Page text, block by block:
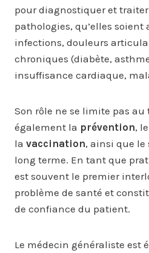
pour diagnostiquer et
pathologies, qu’elles soient
infections, douleurs
chroniques (diabète,
insuffisance cardiaque,
Son rôle ne se limite pas
également la prévention, le
la vaccination, ainsi que
long terme. En tant que
est souvent le premier
problème de santé et
de confiance du patient.
Le médecin généraliste est